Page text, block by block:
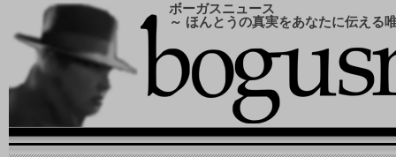
ボーガスニュース
～ ほんとうの真実をあなたに伝える